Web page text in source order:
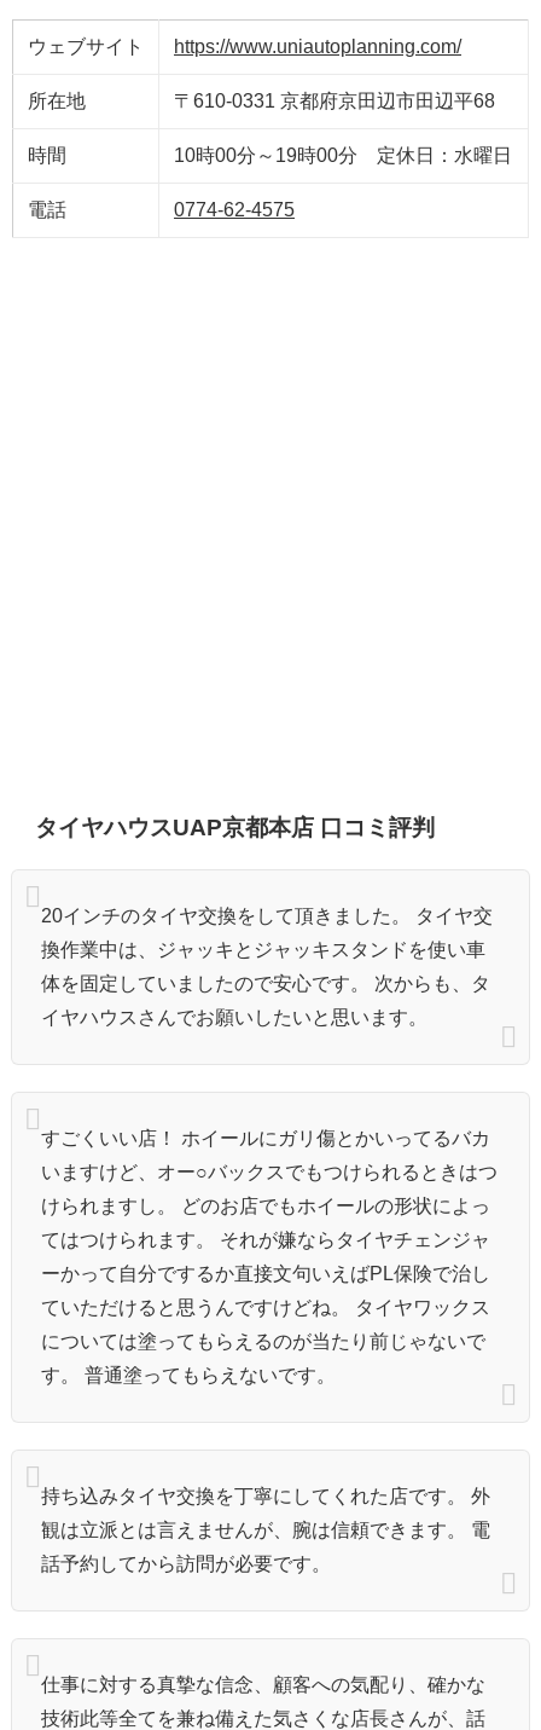
ウェブサイト https://www.uniautoplanning.com/
所在地 〒610-0331 京都府京田辺市田辺平68
時間 10時00分～19時00分 定休日：水曜日
電話 0774-62-4575
タイヤハウスUAP京都本店 口コミ評判
20インチのタイヤ交換をして頂きました。 タイヤ交
換作業中は、ジャッキとジャッキスタンドを使い車
体を固定していましたので安心です。 次からも、タ
イヤハウスさんでお願いしたいと思います。
すごくいい店！ ホイールにガリ傷とかいってるバカ
いますけど、オー○バックスでもつけられるときはつ
けられますし。 どのお店でもホイールの形状によっ
てはつけられます。 それが嫌ならタイヤチェンジャ
ーかって自分でするか直接文句いえばPL保険で治し
ていただけると思うんですけどね。 タイヤワックス
については塗ってもらえるのが当たり前じゃないで
す。 普通塗ってもらえないです。
持ち込みタイヤ交換を丁寧にしてくれた店です。 外
観は立派とは言えませんが、腕は信頼できます。 電
話予約してから訪問が必要です。
仕事に対する真摯な信念、顧客への気配り、確かな
技術此等全てを兼ね備えた気さくな店長さんが、話